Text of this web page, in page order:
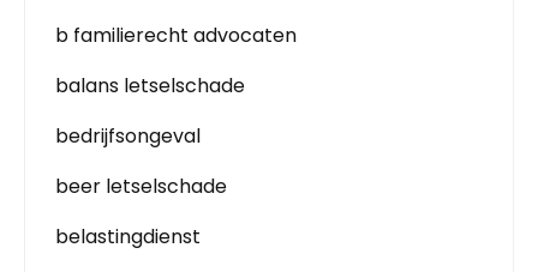
b familierecht advocaten
balans letselschade
bedrijfsongeval
beer letselschade
belastingdienst